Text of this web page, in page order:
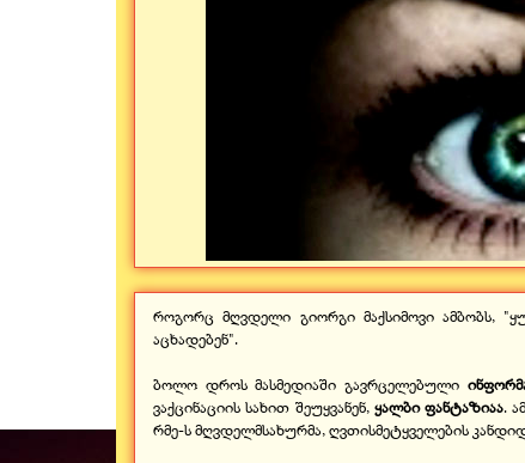
როგორც მღვდელი გიორგი მაქსიმოვი ამბობს,
აცხადებენ".
ბოლო დროს მასმედიაში გავრცელებული
ვაქცინაციის სახით შეუყვანენ, ყალბი ფანტაზიაა.
რმე-ს მღვდელმსახურმა, ღვთისმეტყველების